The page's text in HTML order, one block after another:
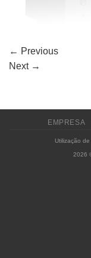
← Previous
Next →
EMPRESA
Utilização de
2026